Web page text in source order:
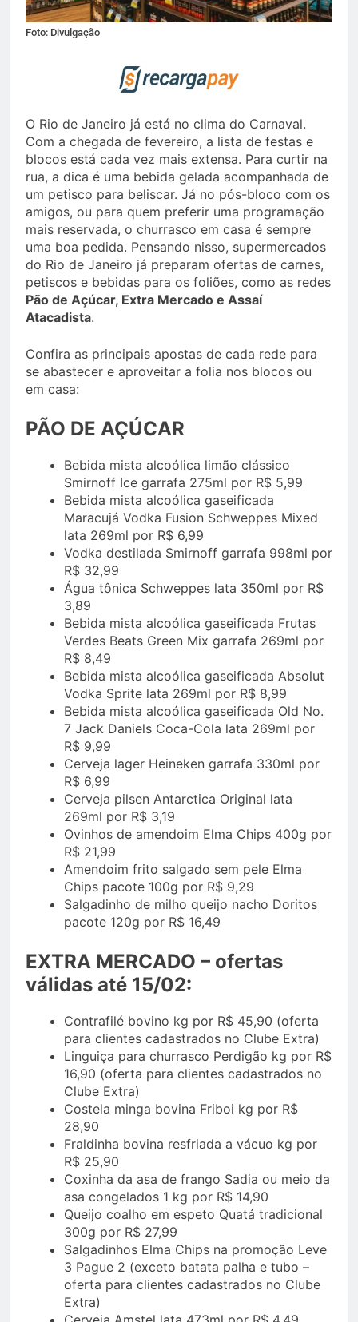
Foto: Divulgação
O Rio de Janeiro já está no clima do Carnaval.
Com a chegada de fevereiro, a lista de festas e
blocos está cada vez mais extensa. Para curtir na
rua, a dica é uma bebida gelada acompanhada de
um petisco para beliscar. Já no pós-bloco com os
amigos, ou para quem preferir uma programação
mais reservada, o churrasco em casa é sempre
uma boa pedida. Pensando nisso, supermercados
do Rio de Janeiro já preparam ofertas de carnes,
petiscos e bebidas para os foliões, como as redes
Pão de Açúcar, Extra Mercado e Assaí
Atacadista.
Confira as principais apostas de cada rede para
se abastecer e aproveitar a folia nos blocos ou
em casa:
PÃO DE AÇÚCAR
Bebida mista alcoólica limão clássico
Smirnoff Ice garrafa 275ml por R$ 5,99
Bebida mista alcoólica gaseificada
Maracujá Vodka Fusion Schweppes Mixed
lata 269ml por R$ 6,99
Vodka destilada Smirnoff garrafa 998ml por
R$ 32,99
Água tônica Schweppes lata 350ml por R$
3,89
Bebida mista alcoólica gaseificada Frutas
Verdes Beats Green Mix garrafa 269ml por
R$ 8,49
Bebida mista alcoólica gaseificada Absolut
Vodka Sprite lata 269ml por R$ 8,99
Bebida mista alcoólica gaseificada Old No.
7 Jack Daniels Coca-Cola lata 269ml por
R$ 9,99
Cerveja lager Heineken garrafa 330ml por
R$ 6,99
Cerveja pilsen Antarctica Original lata
269ml por R$ 3,19
Ovinhos de amendoim Elma Chips 400g por
R$ 21,99
Amendoim frito salgado sem pele Elma
Chips pacote 100g por R$ 9,29
Salgadinho de milho queijo nacho Doritos
pacote 120g por R$ 16,49
EXTRA MERCADO – ofertas
válidas até 15/02:
Contrafilé bovino kg por R$ 45,90 (oferta
para clientes cadastrados no Clube Extra)
Linguiça para churrasco Perdigão kg por R$
16,90 (oferta para clientes cadastrados no
Clube Extra)
Costela minga bovina Friboi kg por R$
28,90
Fraldinha bovina resfriada a vácuo kg por
R$ 25,90
Coxinha da asa de frango Sadia ou meio da
asa congelados 1 kg por R$ 14,90
Queijo coalho em espeto Quatá tradicional
300g por R$ 27,99
Salgadinhos Elma Chips na promoção Leve
3 Pague 2 (exceto batata palha e tubo –
oferta para clientes cadastrados no Clube
Extra)